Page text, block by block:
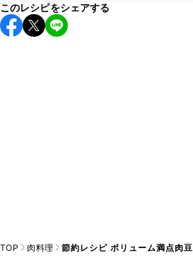
A
すすめします。
※日持ちは目安です。
A
チューブタイプのニンニクを使用して
す。小さじ1/3を目安に加え、お好み
このレシピをシェアする
TOP 肉料理 節約レシピ ボリューム満点肉